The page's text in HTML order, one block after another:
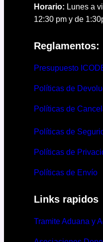
Horario: Lunes a
12:30 pm y de
Reglamentos:
Presupuesto
Políticas de
Políticas de
Políticas de
Políticas de
Políticas de Envío
Links rapidos
Tramite Aduana y